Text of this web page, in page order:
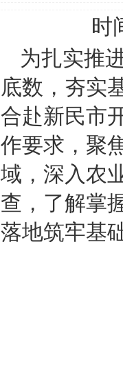
时
为扎实推
底数，夯实
合赴新民市
作要求，聚
域，深入农
查，了解掌
落地筑牢基